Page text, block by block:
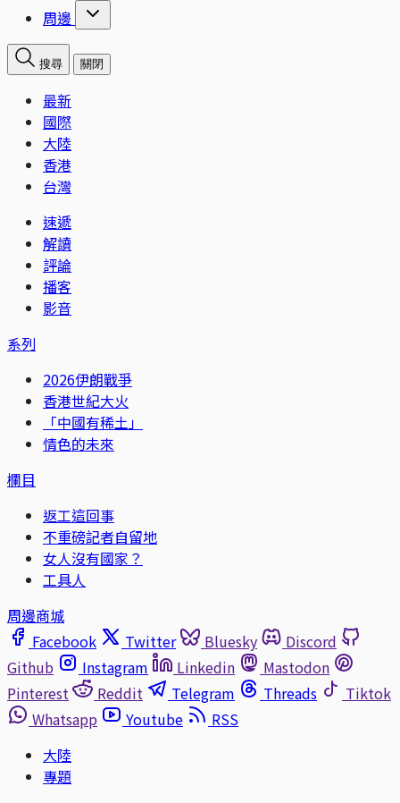
周邊
搜尋 關閉
最新
國際
大陸
香港
台灣
速遞
解讀
評論
播客
影音
系列
2026伊朗戰爭
香港世紀大火
「中國有稀土」
情色的未來
欄目
返工這回事
不重磅記者自留地
女人沒有國家？
工具人
周邊商城
Facebook
Twitter Bluesky
Discord
Github
Instagram Linkedin
Mastodon
Pinterest
Reddit Telegram Threads
Tiktok
Whatsapp
Youtube
RSS
大陸
專題